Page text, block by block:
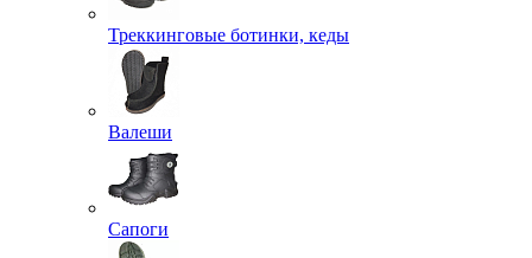
Треккинговые ботинки, кеды
Валеши
Сапоги